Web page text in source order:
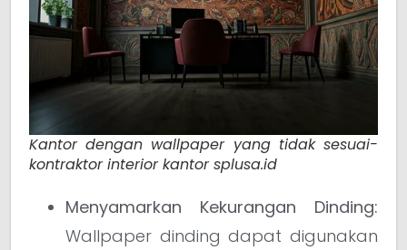
Kantor dengan wallpaper yang tidak sesuai-
kontraktor interior kantor splusa.id
Menyamarkan Kekurangan Dinding:
Wallpaper dinding dapat digunakan